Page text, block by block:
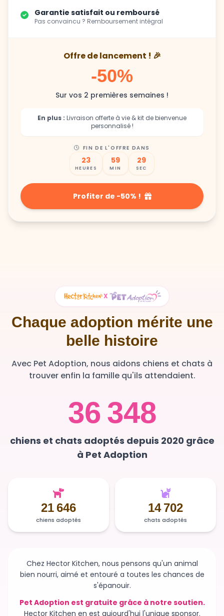
Garantie satisfait ou remboursé
Pas convaincu ? Remboursement intégral
Offre de lancement ! 🎉
-50%
Sur vos 2 premières semaines !
En plus : Livraison offerte à vie & kit de bienvenue
personnalisé !
FIN DE L'OFFRE DANS
23
HEURES
59
MIN
28
SEC
Profiter de -50% !
X
Chaque adoption mérite une
belle histoire
Avec Pet Adoption, nous aidons chiens et chats à
trouver enfin la famille qu'ils attendaient.
36 348
chiens et chats adoptés depuis 2020 grâce
à Pet Adoption
21 646
chiens adoptés
14 702
chats adoptés
Chez Hector Kitchen, nous pensons qu'un animal
bien nourri, aimé et entouré a toutes les chances de
s'épanouir.
Pet Adoption est gratuite grâce à notre soutien.
Hector Kitchen en est aujourd'hui l'unique sponsor.